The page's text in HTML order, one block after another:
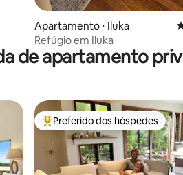
Apartamento ⋅ Iluka
Refúgio em Iluka
de apartamento
Entre os melhores preferidos
Preferido dos hóspedes